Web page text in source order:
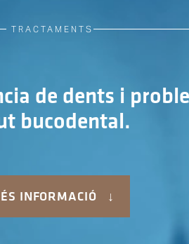
TRACTAMENTS
de dents i
bucodental.
INFORMACIÓ